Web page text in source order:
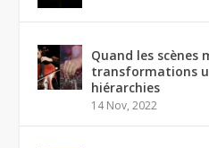
Quand les scènes
transformations
hiérarchies
14 Nov, 2022